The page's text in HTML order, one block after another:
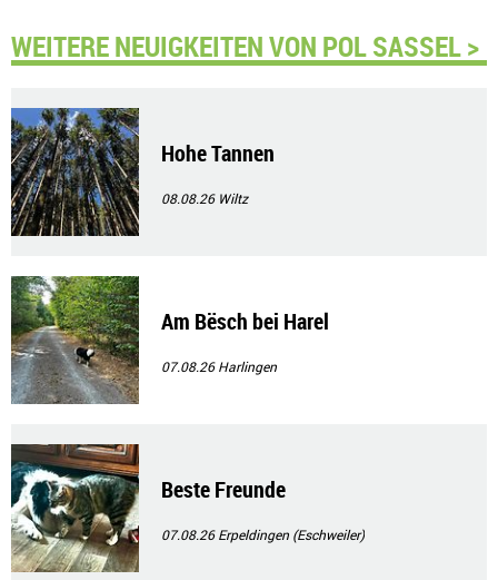
WEITERE NEUIGKEITEN VON POL SASSEL >
Hohe Tannen
08.08.26 Wiltz
Am Bësch bei Harel
07.08.26Harlingen
Beste Freunde
07.08.26Erpeldingen (Eschweiler)